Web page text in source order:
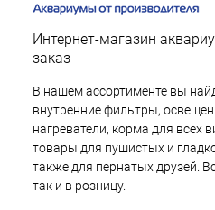
Интернет-магазин
заказ
В нашем ассортименте вы
внутренние фильтры,
нагреватели, корма для всех
товары для пушистых и
также для пернатых друзей.
так и в розницу.